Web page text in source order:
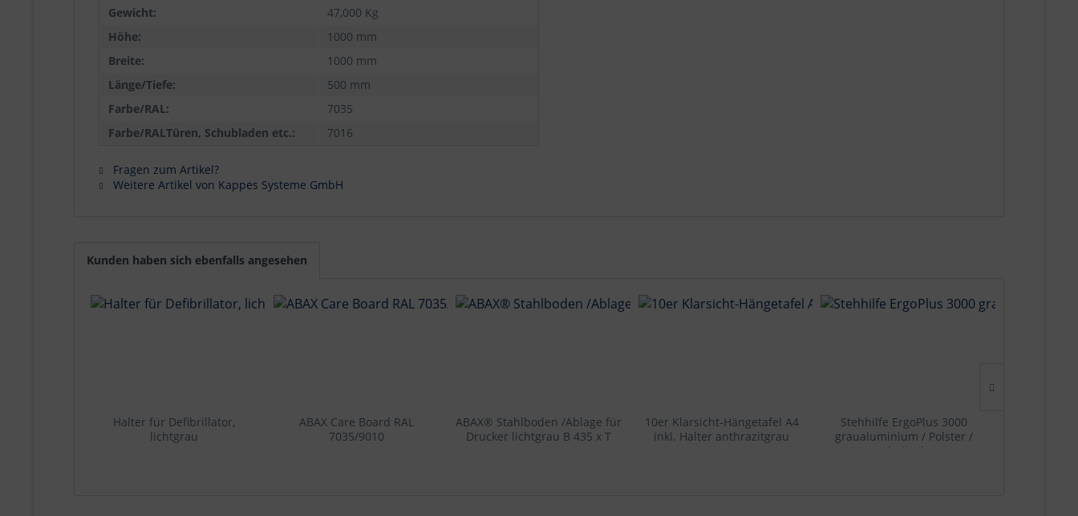
Gewicht:
47,000 Kg
Höhe:
1000 mm
Breite:
1000 mm
Länge/Tiefe:
500 mm
Farbe/RAL:
7035
Farbe/RALTüren, Schubladen etc.:
7016
Fragen zum Artikel?
Weitere Artikel von Kappes Systeme GmbH
Kunden haben sich ebenfalls angesehen
Halter für Defibrillator,
lichtgrau
ABAX Care Board RAL
7035/9010
ABAX® Stahlboden /Ablage für
Drucker lichtgrau B 435 x T
10er Klarsicht-Hängetafel A4
inkl. Halter anthrazitgrau
Stehhilfe ErgoPlus 3000
graualuminium / Polster /
Bezug beige braun.